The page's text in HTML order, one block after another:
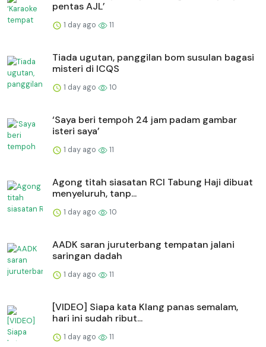
pentas AJL’
1 day ago 11
Tiada ugutan, panggilan bom susulan bagasi
misteri di ICQS
1 day ago 10
‘Saya beri tempoh 24 jam padam gambar
isteri saya’
1 day ago 11
Agong titah siasatan RCI Tabung Haji dibuat
menyeluruh, tanp...
1 day ago 10
AADK saran juruterbang tempatan jalani
saringan dadah
1 day ago 11
[VIDEO] Siapa kata Klang panas semalam,
hari ini sudah ribut...
1 day ago 11